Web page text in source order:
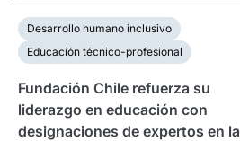
Desarrollo humano inclusivo
Educación técnico-profesional
Fundación Chile refuerza su
liderazgo en educación con
designaciones de expertos en la